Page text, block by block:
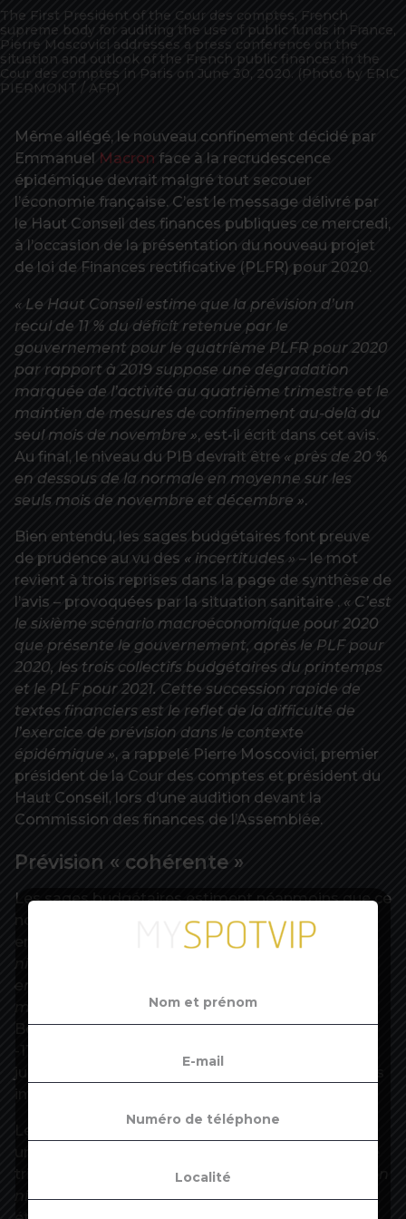
The First President of the Cour des comptes, French
supreme body for auditing the use of public funds in France,
Pierre Moscovici addresses a press conference on the
situation and outlook of the French public finances in the
Cour des comptes in Paris on June 30, 2020. (Photo by ERIC
PIERMONT / AFP)
Même allégé, le nouveau confinement décidé par
Emmanuel Macron face à la recrudescence
épidémique devrait malgré tout secouer
l’économie française. C’est le message délivré par
le Haut Conseil des finances publiques ce mercredi,
à l’occasion de la présentation du nouveau projet
de loi de Finances rectificative (PLFR) pour 2020.
« Le Haut Conseil estime que la prévision d’un
recul de 11 % du déficit retenue par le
gouvernement pour le quatrième PLFR pour 2020
par rapport à 2019 suppose une dégradation
marquée de l’activité au quatrième trimestre et le
maintien de mesures de confinement au-delà du
seul mois de novembre », est-il écrit dans cet avis.
Au final, le niveau du PIB devrait être « près de 20 %
en dessous de la normale en moyenne sur les
seuls mois de novembre et décembre ».
Bien entendu, les sages budgétaires font preuve
de prudence au vu des « incertitudes » – le mot
revient à trois reprises dans la page de synthèse de
l’avis – provoquées par la situation sanitaire . « C’est
le sixième scénario macroéconomique pour 2020
que présente le gouvernement, après le PLF pour
2020, les trois collectifs budgétaires du printemps
et le PLF pour 2021. Cette succession rapide de
textes financiers est le reflet de la difficulté de
l’exercice de prévision dans le contexte
épidémique », a rappelé Pierre Moscovici, premier
président de la Cour des comptes et président du
Haut Conseil, lors d’une audition devant la
Commission des finances de l’Assemblée.
Prévision « cohérente »
Les sages budgétaires estiment néanmoins que ce
nouveau confinement de novembre devrait
« un recul de l’activité par rapport à son
enregistré au troisième trimestre (environ 4 % en
moyenne) et celui d’avril (de l’ordre de 30 %) »
Bercy table officiellement sur une récession de
Le Haut Conseil a du coup sorti ses calculettes :
« un PIB inférieur de l’ordre de 15 % à son
niveau de la fin 2019 »– par comparaison, l’écart